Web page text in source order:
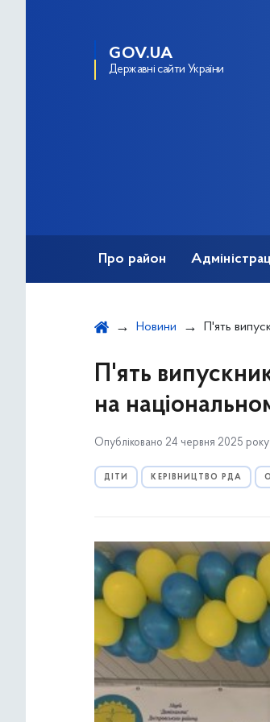
GOV.UA
Державні сайти України
Про район
Новини П'ять випускників Ліцею
П'ять
на
Опубліковано 24 червня 2025 року
ДІТИ КЕРІВНИЦТВО РДА